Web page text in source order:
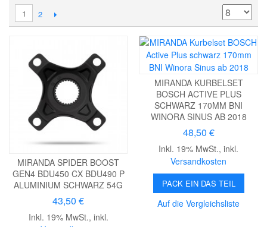
1
2
MIRANDA SPIDER BOOST
GEN4 BDU450 CX BDU490 P
ALUMINIUM SCHWARZ 54G
43,50 €
Inkl. 19% MwSt., inkl.
MIRANDA KURBELSET
BOSCH ACTIVE PLUS
SCHWARZ 170MM BNI
WINORA SINUS AB 2018
48,50 €
Inkl. 19% MwSt.,inkl.
Versandkosten
PACK EIN DAS TEIL
Auf die Vergleichsliste